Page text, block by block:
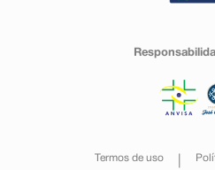
Termos de uso